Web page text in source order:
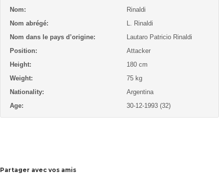
Nom:
Rinaldi
Nom abrégé:
L. Rinaldi
Nom dans le pays d’origine:
Lautaro Patricio Rinaldi
Position:
Attacker
Height:
180 cm
Weight:
75 kg
Nationality:
Argentina
Age:
30-12-1993 (32)
Partager avec vos amis